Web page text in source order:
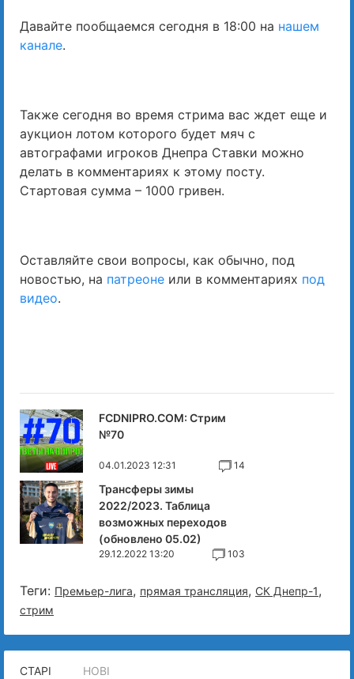
Давайте пообщаемся сегодня в 18:00 на нашем
канале.
Также сегодня во время стрима вас ждет еще и
аукцион лотом которого будет мяч с
автографами игроков Днепра Ставки можно
делать в комментариях к этому посту.
Стартовая сумма – 1000 гривен.
Оставляйте свои вопросы, как обычно, под
новостью, на патреоне или в комментариях под
видео.
FCDNIPRO.COM: Стрим
№70
04.01.2023 12:31 14
Трансферы зимы
2022/2023. Таблица
возможных переходов
(обновлено 05.02)
29.12.2022 13:20 103
Теги: Премьер-лига, прямая трансляция, СК Днепр-1,
стрим
СТАРІ НОВІ